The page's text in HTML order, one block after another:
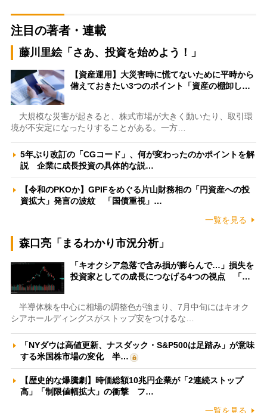
注目の著者・連載
藤川里絵「さあ、投資を始めよう！」
【資産運用】大災害時に慌てないために平時から
備えておきたい3つのポイント「資産の棚卸し…
大規模な災害が起きると、株式市場が大きく動いたり、取引環
境が不安定になったりすることがある。一方…
5年ぶり改訂の「CGコード」、何が変わったのかポイントを解
説 企業に成長投資の具体的な説…
【令和のPKOか】GPIFをめぐる片山財務相の「円資産への投
資拡大」発言の波紋 「国債重視」…
一覧を見る
森口亮「まるわかり市況分析」
「キオクシア急落で含み損が膨らんで…」損失を
投資家としての成長につなげる4つの視点 「…
半導体株を中心に相場の調整色が強まり、7月中旬にはキオク
シアホールディングスがストップ安をつけるな…
「NYダウは高値更新、ナスダック・S&P500は足踏み」が意味
する米国株市場の変化 半…
【歴史的な爆騰劇】時価総額10兆円企業が「2連続ストップ
高」「制限値幅拡大」の衝撃 フ…
一覧を見る